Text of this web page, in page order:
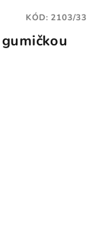
KÓD:2103/33